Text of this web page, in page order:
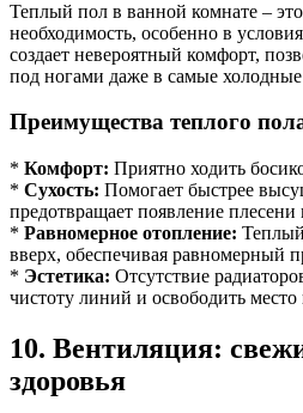
Теплый пол в ванной комнате –
необходимость, особенно в
создает невероятный комфорт,
под ногами даже в самые
Преимущества теплого
* Комфорт: Приятно ходить
* Сухость: Помогает быстрее
предотвращает появление плесени
* Равномерное отопление:
вверх, обеспечивая равномерный
* Эстетика: Отсутствие
чистоту линий и освободить место
10. Вентиляция:
здоровья